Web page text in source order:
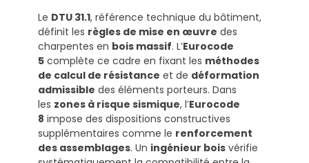
Le DTU 31.1, référence technique du bâtiment,
définit les règles de mise en œuvre des
charpentes en bois massif. L’Eurocode
5 complète ce cadre en fixant les méthodes
de calcul de résistance et de déformation
admissible des éléments porteurs. Dans
les zones à risque sismique, l’Eurocode
8 impose des dispositions constructives
supplémentaires comme le renforcement
des assemblages. Un ingénieur bois vérifie